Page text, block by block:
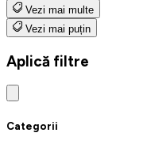
Vezi mai multe
Vezi mai puțin
Aplică filtre
Categorii